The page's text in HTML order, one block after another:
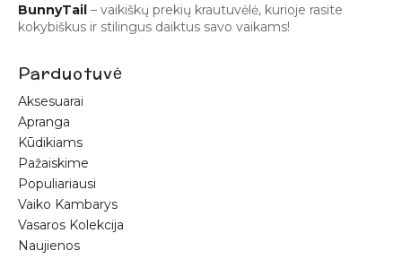
BunnyTail – vaikiškų prekių krautuvėlė, kurioje rasite
kokybiškus ir stilingus daiktus savo vaikams!
Parduotuvė
Aksesuarai
Apranga
Kūdikiams
Pažaiskime
Populiariausi
Vaiko Kambarys
Vasaros Kolekcija
Naujienos